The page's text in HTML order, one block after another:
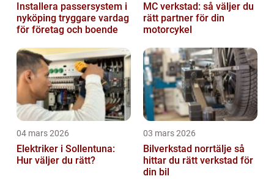
Installera passersystem i
nyköping tryggare vardag
för företag och boende
MC verkstad: så väljer du
rätt partner för din
motorcykel
04 mars 2026
Elektriker i Sollentuna:
Hur väljer du rätt?
03 mars 2026
Bilverkstad norrtälje så
hittar du rätt verkstad för
din bil